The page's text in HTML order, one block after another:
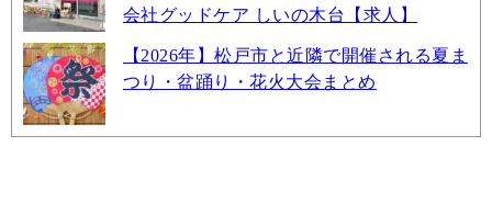
会社グッドケア しいの木台【求人】
【2026年】松戸市と近隣で開催される夏ま
つり・盆踊り・花火大会まとめ